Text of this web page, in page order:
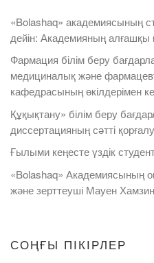
«Bolashaq» академиясының
дейін: Академияның алғашқы
Фармация білім беру
медициналық және
кафедрасының өкілдерімен
Құқықтану» білім беру
диссертацияның сәтті
Ғылыми кеңесте үздік
«Bolashaq» Академиясының
және зерттеуші Мауен
СОҢҒЫ ПІКІРЛЕР